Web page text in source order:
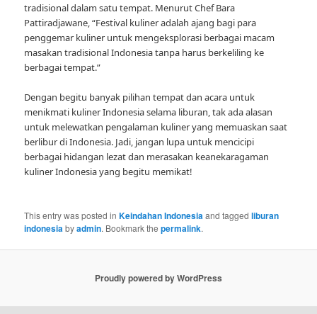
tradisional dalam satu tempat. Menurut Chef Bara
Pattiradjawane, “Festival kuliner adalah ajang bagi para
penggemar kuliner untuk mengeksplorasi berbagai macam
masakan tradisional Indonesia tanpa harus berkeliling ke
berbagai tempat.”
Dengan begitu banyak pilihan tempat dan acara untuk
menikmati kuliner Indonesia selama liburan, tak ada alasan
untuk melewatkan pengalaman kuliner yang memuaskan saat
berlibur di Indonesia. Jadi, jangan lupa untuk mencicipi
berbagai hidangan lezat dan merasakan keanekaragaman
kuliner Indonesia yang begitu memikat!
This entry was posted inKeindahan Indonesiaand taggedliburan
indonesiabyadmin. Bookmark thepermalink.
Proudly powered by WordPress